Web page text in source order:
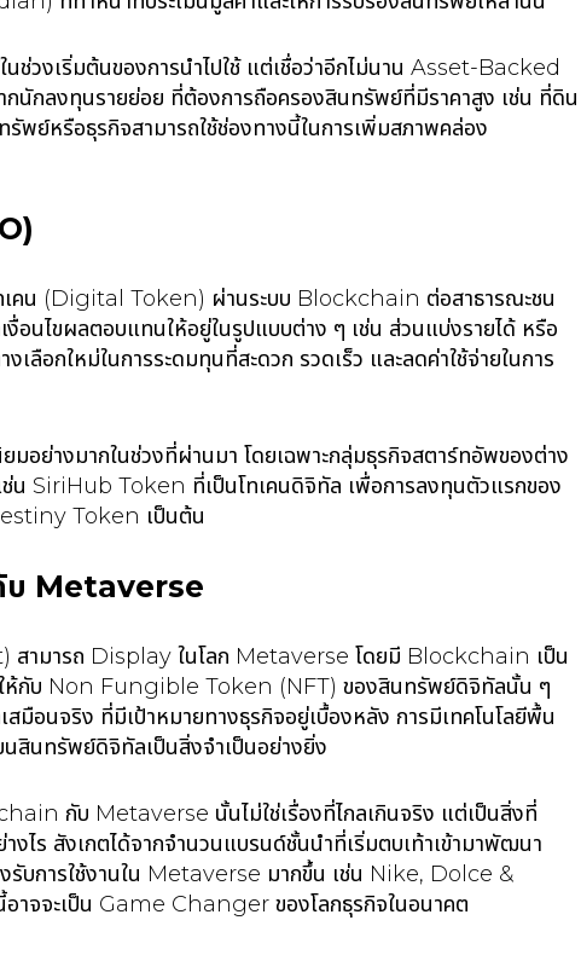
งเริ่มต้นของการนำไปใช้ แต่เชื่อว่าอีกไม่นาน Asset-Backed
นักลงทุนรายย่อย ที่ต้องการถือครองสินทรัพย์ที่มีราคาสูง เช่น ที่ดิน
พย์หรือธุรกิจสามารถใช้ช่องทางนี้ในการเพิ่มสภาพคล่อง
เคน (Digital Token) ผ่านระบบ Blockchain ต่อสาธารณะชน
อนไขผลตอบแทนให้อยู่ในรูปแบบต่าง ๆ เช่น ส่วนแบ่งรายได้ หรือ
เลือกใหม่ในการระดมทุนที่สะดวก รวดเร็ว และลดค่าใช้จ่ายในการ
อย่างมากในช่วงที่ผ่านมา โดยเฉพาะกลุ่มธุรกิจสตาร์ทอัพของต่าง
เช่น SiriHub Token ที่เป็นโทเคนดิจิทัล เพื่อการลงทุนตัวแรกของ
Token เป็นต้น
บ Metaverse
ามารถ Display ในโลก Metaverse โดยมี Blockchain เป็น
ให้กับ Non Fungible Token (NFT) ของสินทรัพย์ดิจิทัลนั้น ๆ
มือนจริง ที่มีเป้าหมายทางธุรกิจอยู่เบื้องหลัง การมีเทคโนโลยีพื้น
สินทรัพย์ดิจิทัลเป็นสิ่งจำเป็นอย่างยิ่ง
กับ Metaverse นั้นไม่ใช่เรื่องที่ไกลเกินจริง แต่เป็นสิ่งที่
งไร สังเกตได้จากจำนวนแบรนด์ชั้นนำที่เริ่มตบเท้าเข้ามาพัฒนา
บการใช้งานใน Metaverse มากขึ้น เช่น Nike, Dolce &
าจจะเป็น Game Changer ของโลกธุรกิจในอนาคต